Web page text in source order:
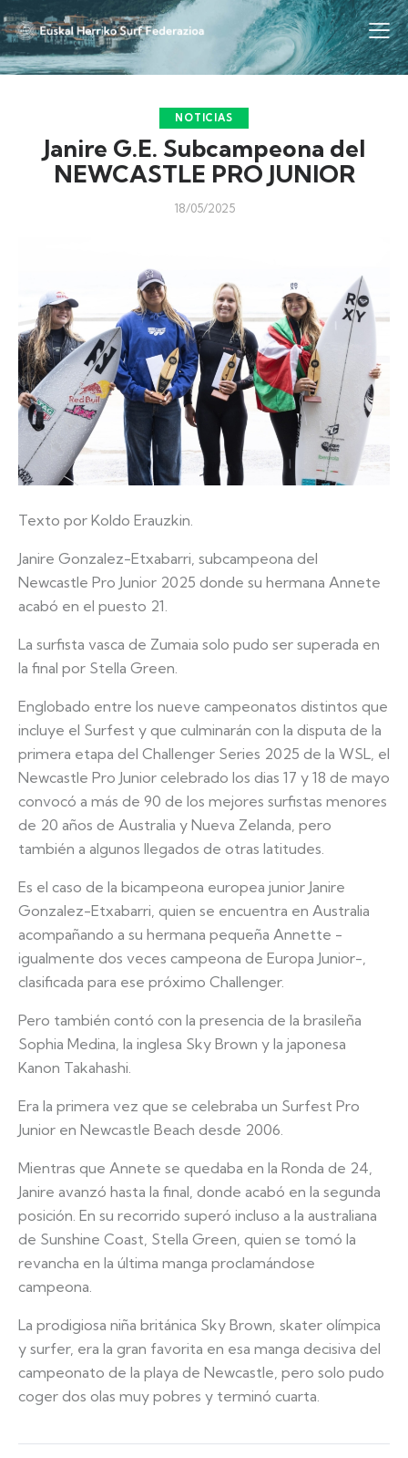
NOTICIAS
Janire G.E. Subcampeona del
NEWCASTLE PRO JUNIOR
18/05/2025
Texto por Koldo Erauzkin.
Janire Gonzalez-Etxabarri, subcampeona del
Newcastle Pro Junior 2025 donde su hermana Annete
acabó en el puesto 21.
La surfista vasca de Zumaia solo pudo ser superada en
la final por Stella Green.
Englobado entre los nueve campeonatos distintos que
incluye el Surfest y que culminarán con la disputa de la
primera etapa del Challenger Series 2025 de la WSL, el
Newcastle Pro Junior celebrado los dias 17 y 18 de mayo
convocó a más de 90 de los mejores surfistas menores
de 20 años de Australia y Nueva Zelanda, pero
también a algunos llegados de otras latitudes.
Es el caso de la bicampeona europea junior Janire
Gonzalez-Etxabarri, quien se encuentra en Australia
acompañando a su hermana pequeña Annette -
igualmente dos veces campeona de Europa Junior-,
clasificada para ese próximo Challenger.
Pero también contó con la presencia de la brasileña
Sophia Medina, la inglesa Sky Brown y la japonesa
Kanon Takahashi.
Era la primera vez que se celebraba un Surfest Pro
Junior en Newcastle Beach desde 2006.
Mientras que Annete se quedaba en la Ronda de 24,
Janire avanzó hasta la final, donde acabó en la segunda
posición. En su recorrido superó incluso a la australiana
de Sunshine Coast, Stella Green, quien se tomó la
revancha en la última manga proclamándose
campeona.
La prodigiosa niña británica Sky Brown, skater olímpica
y surfer, era la gran favorita en esa manga decisiva del
campeonato de la playa de Newcastle, pero solo pudo
coger dos olas muy pobres y terminó cuarta.